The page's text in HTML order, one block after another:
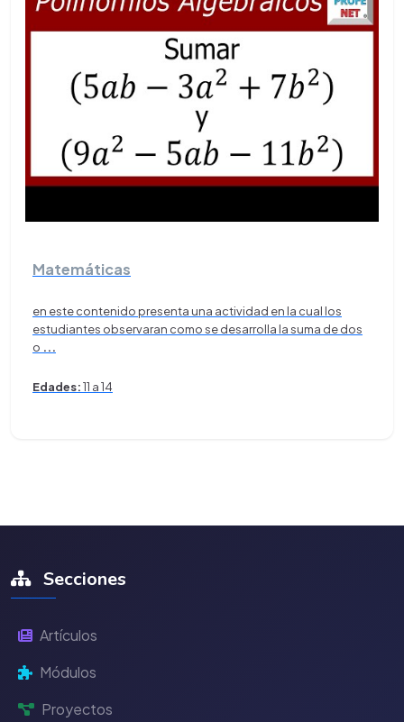
Matemáticas
en este contenido presenta una actividad en la cual los
estudiantes observaran como se desarrolla la suma de dos
o ...
Edades:11 a 14
Secciones
Artículos
Módulos
Proyectos